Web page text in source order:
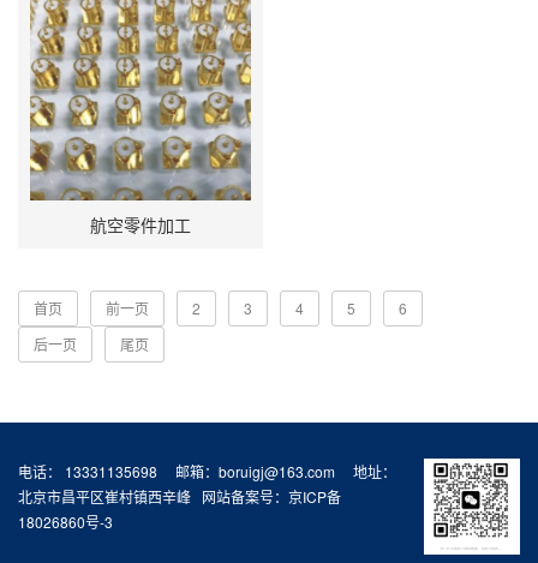
航空零件加工
首页 前一页 2 3 4 5
6
后一页
尾页
电话： 13331135698 邮箱：boruigj@163.com 地址：
北京市昌平区崔村镇西辛峰 网站备案号： 京ICP备
18026860号-3